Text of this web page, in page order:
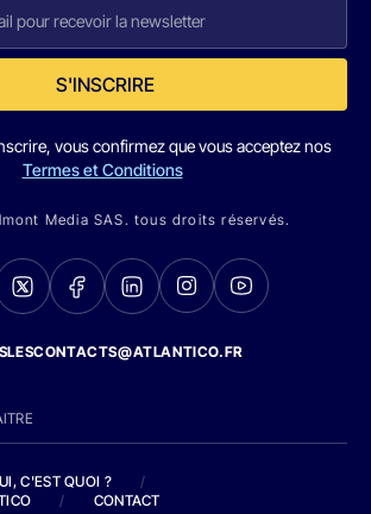
S'INSCRIRE
vous confirmez que vous acceptez nos
Termes et Conditions
Media SAS. tous droits réservés.
C'EST QUOI ?
/
/ CONTACT